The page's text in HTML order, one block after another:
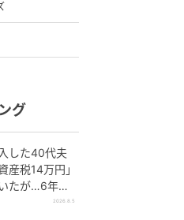
グ
した40代夫
産税14万円」
たが…6年
た“1通の通2026.8.5